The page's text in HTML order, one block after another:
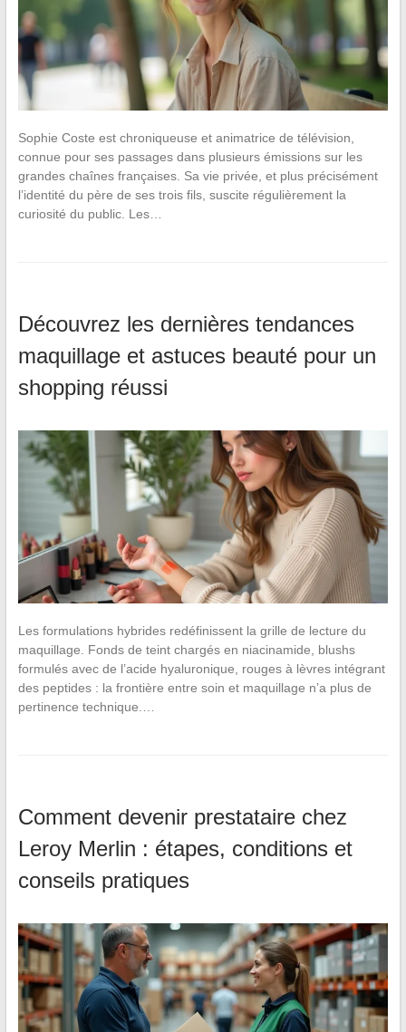
Sophie Coste est chroniqueuse et animatrice de télévision,
connue pour ses passages dans plusieurs émissions sur les
grandes chaînes françaises. Sa vie privée, et plus précisément
l’identité du père de ses trois fils, suscite régulièrement la
curiosité du public. Les…
Découvrez les dernières tendances
maquillage et astuces beauté pour un
shopping réussi
Les formulations hybrides redéfinissent la grille de lecture du
maquillage. Fonds de teint chargés en niacinamide, blushs
formulés avec de l’acide hyaluronique, rouges à lèvres intégrant
des peptides : la frontière entre soin et maquillage n’a plus de
pertinence technique.…
Comment devenir prestataire chez
Leroy Merlin : étapes, conditions et
conseils pratiques